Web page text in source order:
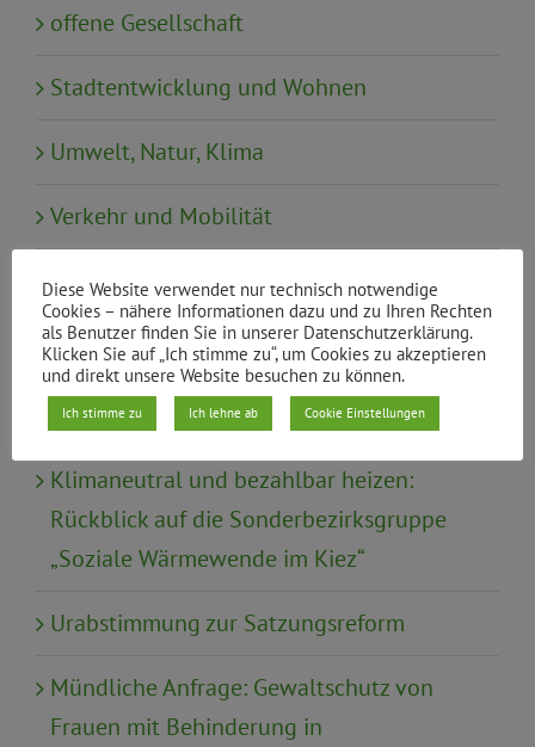
offene Gesellschaft
Stadtentwicklung und Wohnen
Umwelt, Natur, Klima
Verkehr und Mobilität
Wahl
Wirtschaft, Tourismus, Finanzen
Klimaneutral und bezahlbar heizen:
Rückblick auf die Sonderbezirksgruppe
„Soziale Wärmewende im Kiez“
Urabstimmung zur Satzungsreform
Mündliche Anfrage: Gewaltschutz von
Frauen mit Behinderung in
Diese Website verwendet nur technisch notwendige
Cookies – nähere Informationen dazu und zu Ihren Rechten
als Benutzer finden Sie in unserer Datenschutzerklärung.
Klicken Sie auf „Ich stimme zu“, um Cookies zu akzeptieren
und direkt unsere Website besuchen zu können.
Ich stimme zu Ich lehne ab Cookie Einstellungen